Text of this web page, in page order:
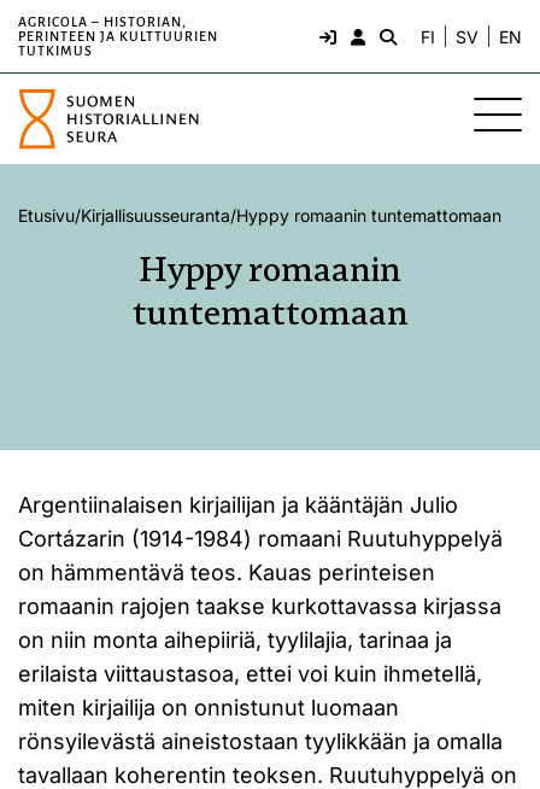
AGRICOLA – HISTORIAN,
PERINTEEN JA KULTTUURIEN
TUTKIMUS
FI SV EN
Etusivu/Kirjallisuusseuranta/Hyppy romaanin tuntemattomaan
Hyppy romaanin
tuntemattomaan
Argentiinalaisen kirjailijan ja kääntäjän Julio
Cortázarin (1914-1984) romaani Ruutuhyppelyä
on hämmentävä teos. Kauas perinteisen
romaanin rajojen taakse kurkottavassa kirjassa
on niin monta aihepiiriä, tyylilajia, tarinaa ja
erilaista viittaustasoa, ettei voi kuin ihmetellä,
miten kirjailija on onnistunut luomaan
rönsyilevästä aineistostaan tyylikkään ja omalla
tavallaan koherentin teoksen. Ruutuhyppelyä on